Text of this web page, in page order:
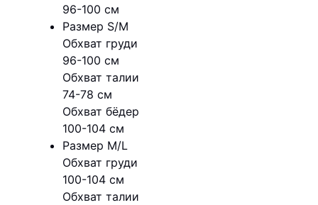
96-100 см
Размер S/M
Обхват груди
96-100 см
Обхват талии
74-78 см
Обхват бёдер
100-104 см
Размер M/L
Обхват груди
100-104 см
Обхват талии